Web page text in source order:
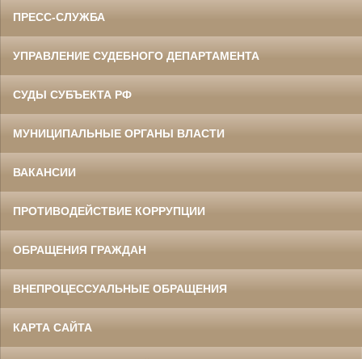
ПРЕСС-СЛУЖБА
УПРАВЛЕНИЕ СУДЕБНОГО ДЕПАРТАМЕНТА
СУДЫ СУБЪЕКТА РФ
МУНИЦИПАЛЬНЫЕ ОРГАНЫ ВЛАСТИ
ВАКАНСИИ
ПРОТИВОДЕЙСТВИЕ КОРРУПЦИИ
ОБРАЩЕНИЯ ГРАЖДАН
ВНЕПРОЦЕССУАЛЬНЫЕ ОБРАЩЕНИЯ
КАРТА САЙТА